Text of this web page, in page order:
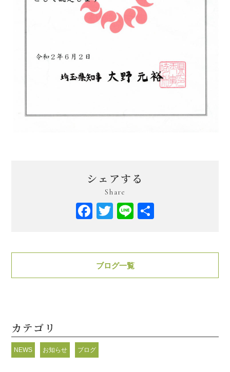
シェアする
Share
Facebook
Twitter
Line
ブログ一覧
カテゴリ
NEWS お知らせ ブログ